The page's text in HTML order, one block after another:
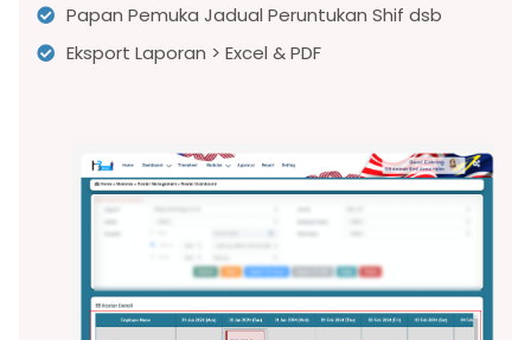
Papan Pemuka Jadual Peruntukan Shif dsb
Eksport Laporan > Excel & PDF